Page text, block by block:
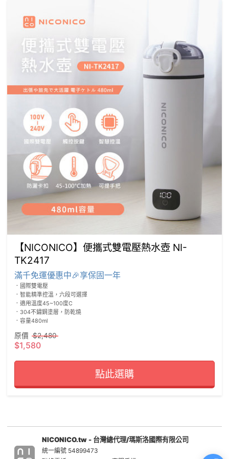
【NICONICO】便攜式雙電壓熱水壺 NI-
TK2417
滿千免運優惠中🎉享保固一年
．國際雙電壓
．智能精準控溫，六段可選擇
．適用溫度45~100度C
．304不鏽鋼塗層，防乾燒
．容量480ml
原價 $2,480
$1,580
點此選購
NICONICO.tw - 台灣總代理/瑪斯洛國際有限公司
統一編號 54899473